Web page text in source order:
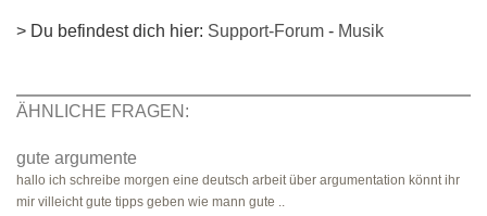
> Du befindest dich hier: Support-Forum - Musik
ÄHNLICHE FRAGEN:
gute argumente
hallo ich schreibe morgen eine deutsch arbeit über argumentation könnt ihr
mir villeicht gute tipps geben wie mann gute ..